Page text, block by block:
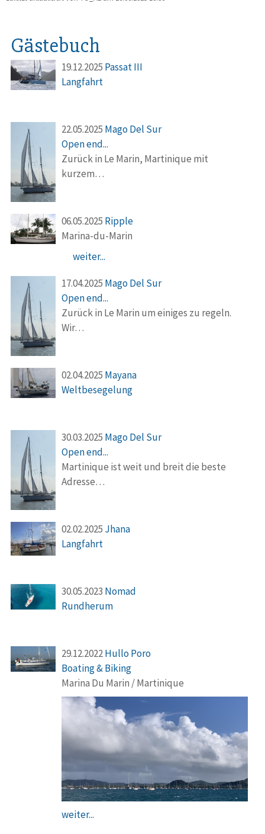
Gästebuch
19.12.2025 Passat III
Langfahrt
22.05.2025 Mago Del Sur
Open end...
Zurück in Le Marin, Martinique mit
kurzem…
06.05.2025 Ripple
Marina-du-Marin
weiter...
17.04.2025 Mago Del Sur
Open end...
Zurück in Le Marin um einiges zu regeln.
Wir…
02.04.2025 Mayana
Weltbesegelung
30.03.2025 Mago Del Sur
Open end...
Martinique ist weit und breit die beste
Adresse…
02.02.2025 Jhana
Langfahrt
30.05.2023 Nomad
Rundherum
29.12.2022 Hullo Poro
Boating & Biking
Marina Du Marin / Martinique
weiter...